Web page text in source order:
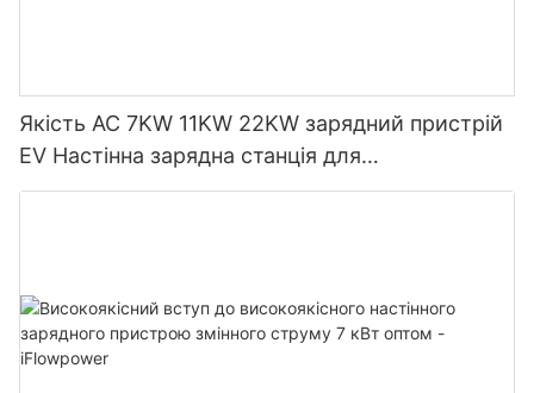
Якість AC 7KW 11KW 22KW зарядний пристрій
EV Настінна зарядна станція для
електромобілів Виробник | iFlowPower2